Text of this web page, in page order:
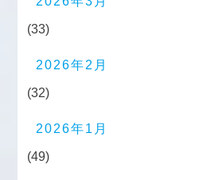
(33)
2026年2月
(32)
2026年1月
(49)